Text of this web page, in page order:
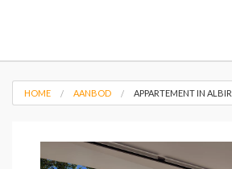
HOME AANBOD APPARTEMENT IN ALBIR